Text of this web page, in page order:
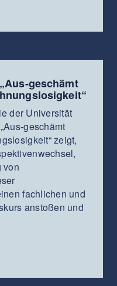
geschämt
der Universität
geschämt
zeigt,
von
fachlichen und
anstoßen und